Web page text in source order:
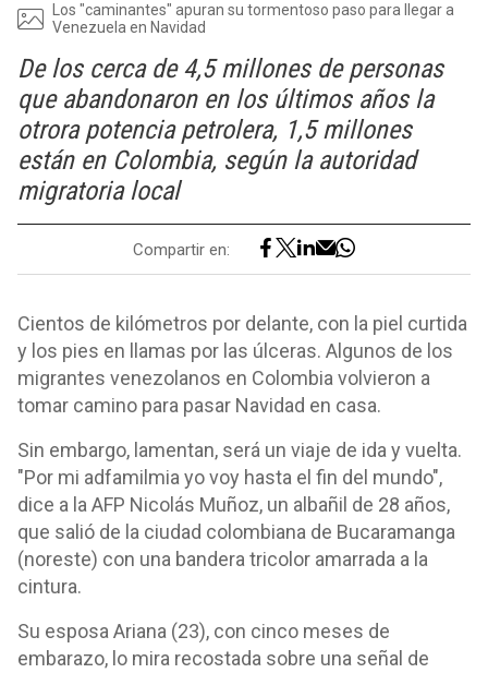
Los "caminantes" apuran su tormentoso paso para llegar a
Venezuela en Navidad
De los cerca de 4,5 millones de personas
que abandonaron en los últimos años la
otrora potencia petrolera, 1,5 millones
están en Colombia, según la autoridad
migratoria local
Compartir en:
Cientos de kilómetros por delante, con la piel curtida
y los pies en llamas por las úlceras. Algunos de los
migrantes venezolanos en Colombia volvieron a
tomar camino para pasar Navidad en casa.
Sin embargo, lamentan, será un viaje de ida y vuelta.
"Por mi adfamilmia yo voy hasta el fin del mundo",
dice a la AFP Nicolás Muñoz, un albañil de 28 años,
que salió de la ciudad colombiana de Bucaramanga
(noreste) con una bandera tricolor amarrada a la
cintura.
Su esposa Ariana (23), con cinco meses de
embarazo, lo mira recostada sobre una señal de